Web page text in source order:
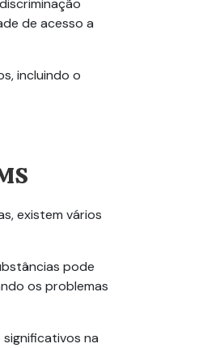
de acesso a
incluindo o
existem vários
pode
os problemas
na